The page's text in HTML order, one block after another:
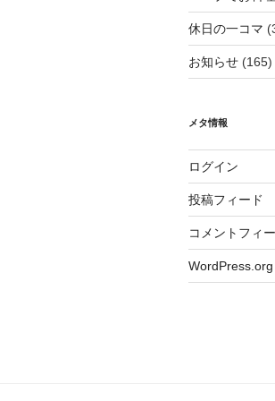
休日の一コマ
お知らせ(165)
メタ情報
ログイン
投稿フィード
コメントフィ
WordPress.org